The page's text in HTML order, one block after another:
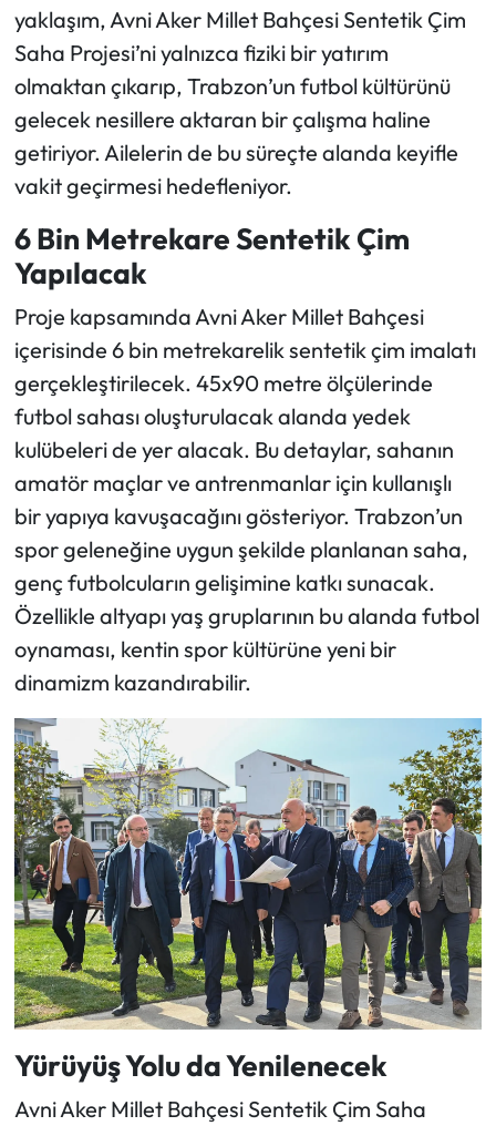
yaklaşım, Avni Aker Millet Bahçesi Sentetik Çim
Saha Projesi’ni yalnızca fiziki bir yatırım
olmaktan çıkarıp, Trabzon’un futbol kültürünü
gelecek nesillere aktaran bir çalışma haline
getiriyor. Ailelerin de bu süreçte alanda keyifle
vakit geçirmesi hedefleniyor.
6 Bin Metrekare Sentetik Çim
Yapılacak
Proje kapsamında Avni Aker Millet Bahçesi
içerisinde 6 bin metrekarelik sentetik çim imalatı
gerçekleştirilecek. 45x90 metre ölçülerinde
futbol sahası oluşturulacak alanda yedek
kulübeleri de yer alacak. Bu detaylar, sahanın
amatör maçlar ve antrenmanlar için kullanışlı
bir yapıya kavuşacağını gösteriyor. Trabzon’un
spor geleneğine uygun şekilde planlanan saha,
genç futbolcuların gelişimine katkı sunacak.
Özellikle altyapı yaş gruplarının bu alanda futbol
oynaması, kentin spor kültürüne yeni bir
dinamizm kazandırabilir.
Yürüyüş Yolu da Yenilenecek
Avni Aker Millet Bahçesi Sentetik Çim Saha